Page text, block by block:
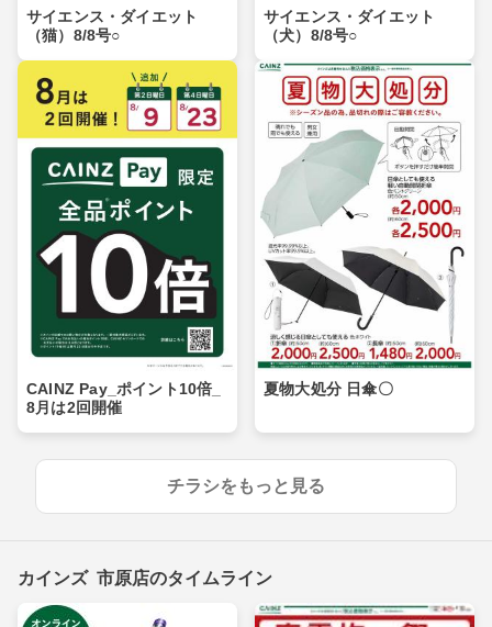
サイエンス・ダイエット
（猫）8/8号○
サイエンス・ダイエット
（犬）8/8号○
CAINZ Pay_ポイント10倍_
8月は2回開催
夏物大処分 日傘〇
チラシをもっと見る
カインズ 市原店のタイムライン